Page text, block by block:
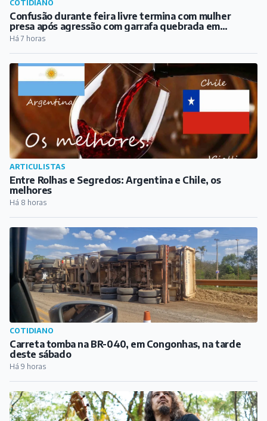
ARTICULISTAS
Entre Rolhas e Segredos: Argentina e Chile, os
melhores
Há 8 horas
COTIDIANO
Carreta tomba na BR-040, em Congonhas, na tarde
deste sábado
Há 9 horas
ARTICULISTAS
Quatro cordas e os pés na terra
Há 12 horas